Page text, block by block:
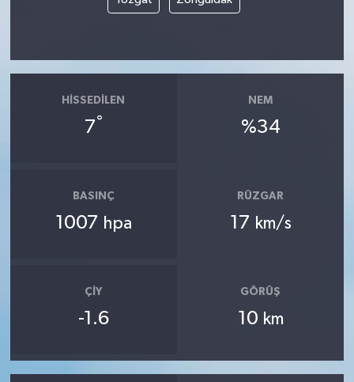
HISSEDILEN
7°
NEM
%34
BASINÇ
1007 hpa
RÜZGAR
17 km/s
ÇIY
-1.6
GÖRÜŞ
10 km